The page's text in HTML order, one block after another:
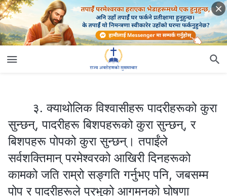
३. क्याथोलिक विश्‍वासीहरू पादरीहरूको कुरा
सुन्छन्, पादरीहरू बिशपहरूको कुरा सुन्छन्, र
बिशपहरू पोपको कुरा सुन्छन्। तपाईंले
सर्वशक्तिमान् परमेश्‍वरको आखिरी दिनहरूको
कामको जति राम्रो सङ्गति गर्नुभए पनि, जबसम्म
पोप र पादरीहरूले प्रभुको आगमनको घोषणा